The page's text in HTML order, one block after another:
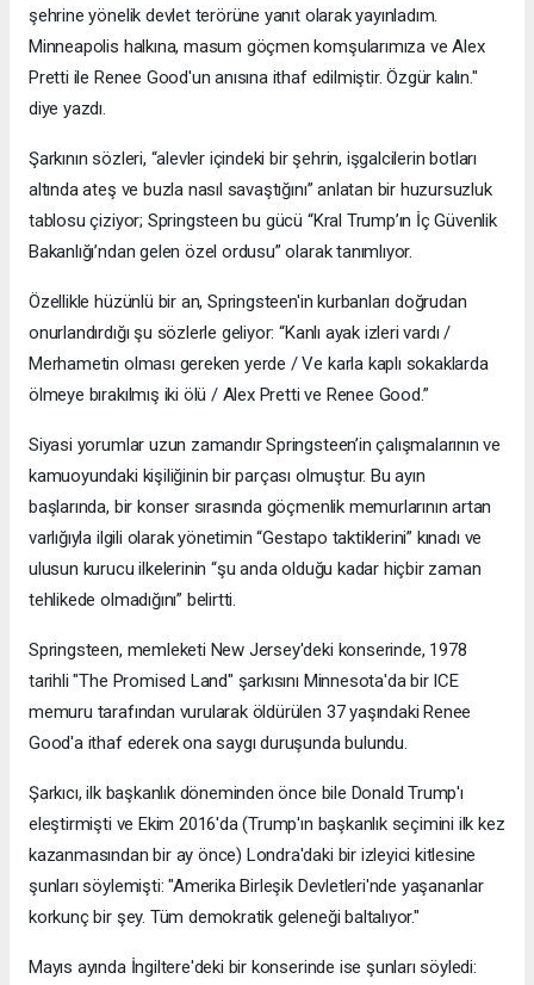
şehrine yönelik devlet terörüne yanıt olarak yayınladım.
Minneapolis halkına, masum göçmen komşularımıza ve Alex
Pretti ile Renee Good'un anısına ithaf edilmiştir. Özgür kalın."
diye yazdı.
Şarkının sözleri, “alevler içindeki bir şehrin, işgalcilerin botları
altında ateş ve buzla nasıl savaştığını” anlatan bir huzursuzluk
tablosu çiziyor; Springsteen bu gücü “Kral Trump’ın İç Güvenlik
Bakanlığı’ndan gelen özel ordusu” olarak tanımlıyor.
Özellikle hüzünlü bir an, Springsteen'in kurbanları doğrudan
onurlandırdığı şu sözlerle geliyor: “Kanlı ayak izleri vardı /
Merhametin olması gereken yerde / Ve karla kaplı sokaklarda
ölmeye bırakılmış iki ölü / Alex Pretti ve Renee Good.”
Siyasi yorumlar uzun zamandır Springsteen’in çalışmalarının ve
kamuoyundaki kişiliğinin bir parçası olmuştur. Bu ayın
başlarında, bir konser sırasında göçmenlik memurlarının artan
varlığıyla ilgili olarak yönetimin “Gestapo taktiklerini” kınadı ve
ulusun kurucu ilkelerinin “şu anda olduğu kadar hiçbir zaman
tehlikede olmadığını” belirtti.
Springsteen, memleketi New Jersey'deki konserinde, 1978
tarihli "The Promised Land" şarkısını Minnesota'da bir ICE
memuru tarafından vurularak öldürülen 37 yaşındaki Renee
Good'a ithaf ederek ona saygı duruşunda bulundu.
Şarkıcı, ilk başkanlık döneminden önce bile Donald Trump'ı
eleştirmişti ve Ekim 2016'da (Trump'ın başkanlık seçimini ilk kez
kazanmasından bir ay önce) Londra'daki bir izleyici kitlesine
şunları söylemişti: "Amerika Birleşik Devletleri'nde yaşananlar
korkunç bir şey. Tüm demokratik geleneği baltalıyor."
Mayıs ayında İngiltere'deki bir konserinde ise şunları söyledi: